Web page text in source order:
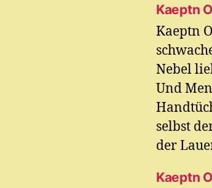
Kaeptn
Kaeptn
Nebel
Und
selbst
der
Kaeptn